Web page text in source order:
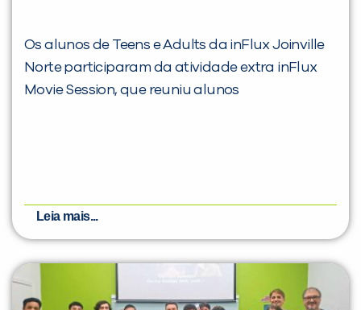
Os alunos de Teens e Adults da inFlux Joinville
Norte participaram da atividade extra inFlux
Movie Session, que reuniu alunos
Leia mais...